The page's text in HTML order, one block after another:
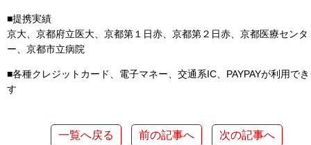
■提携実績
京大、京都府立医大、京都第１日赤、京都第２日赤、京都医療センタ
ー、京都市立病院
■各種クレジットカード、電子マネー、交通系IC、PAYPAYが利用で
す
一覧へ戻る 前の記事へ 次の記事へ